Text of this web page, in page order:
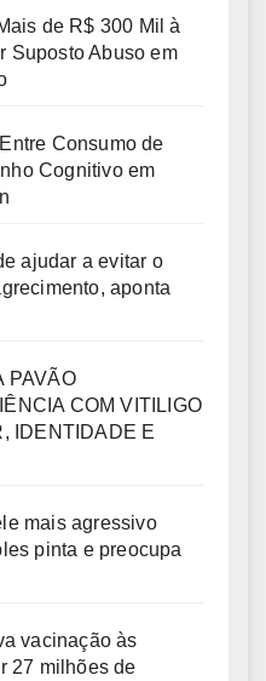
de R$ 300 Mil à
Suposto Abuso em
Consumo de
Cognitivo em
ajudar a evitar o
aponta
PAVÃO
COM VITILIGO
IDENTIDADE E
mais agressivo
pinta e preocupa
vacinação às
27 milhões de